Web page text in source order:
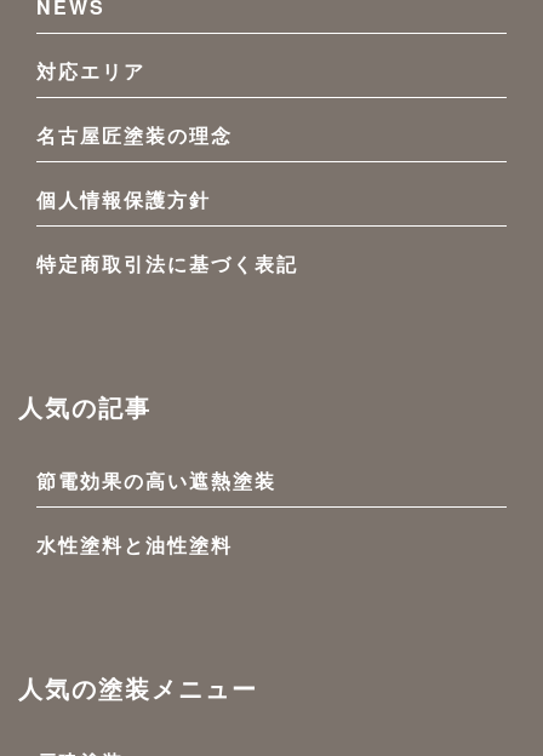
NEWS
対応エリア
名古屋匠塗装の理念
個人情報保護方針
特定商取引法に基づく表記
人気の記事
節電効果の高い遮熱塗装
水性塗料と油性塗料
人気の塗装メニュー